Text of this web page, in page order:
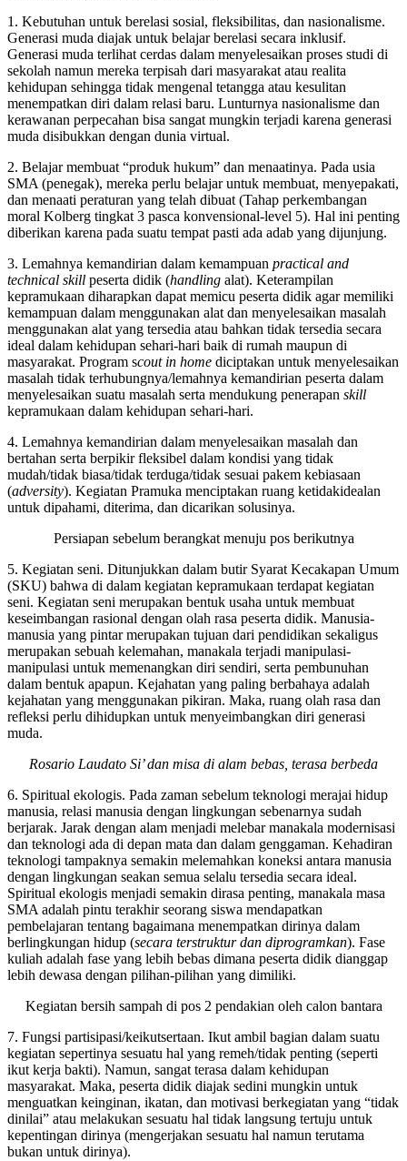
1. Kebutuhan untuk berelasi sosial, fleksibilitas, dan nasionalisme.
Generasi muda diajak untuk belajar berelasi secara inklusif.
Generasi muda terlihat cerdas dalam menyelesaikan proses studi di
sekolah namun mereka terpisah dari masyarakat atau realita
kehidupan sehingga tidak mengenal tetangga atau kesulitan
menempatkan diri dalam relasi baru. Lunturnya nasionalisme dan
kerawanan perpecahan bisa sangat mungkin terjadi karena generasi
muda disibukkan dengan dunia virtual.
2. Belajar membuat “produk hukum” dan menaatinya. Pada usia
SMA (penegak), mereka perlu belajar untuk membuat, menyepakati,
dan menaati peraturan yang telah dibuat (Tahap perkembangan
moral Kolberg tingkat 3 pasca konvensional-level 5). Hal ini penting
diberikan karena pada suatu tempat pasti ada adab yang dijunjung.
3. Lemahnya kemandirian dalam kemampuan practical and
technical skill peserta didik (handling alat). Keterampilan
kepramukaan diharapkan dapat memicu peserta didik agar memiliki
kemampuan dalam menggunakan alat dan menyelesaikan masalah
menggunakan alat yang tersedia atau bahkan tidak tersedia secara
ideal dalam kehidupan sehari-hari baik di rumah maupun di
masyarakat. Program scout in home diciptakan untuk menyelesaikan
masalah tidak terhubungnya/lemahnya kemandirian peserta dalam
menyelesaikan suatu masalah serta mendukung penerapan skill
kepramukaan dalam kehidupan sehari-hari.
4. Lemahnya kemandirian dalam menyelesaikan masalah dan
bertahan serta berpikir fleksibel dalam kondisi yang tidak
mudah/tidak biasa/tidak terduga/tidak sesuai pakem kebiasaan
(adversity). Kegiatan Pramuka menciptakan ruang ketidakidealan
untuk dipahami, diterima, dan dicarikan solusinya.
Persiapan sebelum berangkat menuju pos berikutnya
5. Kegiatan seni. Ditunjukkan dalam butir Syarat Kecakapan Umum
(SKU) bahwa di dalam kegiatan kepramukaan terdapat kegiatan
seni. Kegiatan seni merupakan bentuk usaha untuk membuat
keseimbangan rasional dengan olah rasa peserta didik. Manusia-
manusia yang pintar merupakan tujuan dari pendidikan sekaligus
merupakan sebuah kelemahan, manakala terjadi manipulasi-
manipulasi untuk memenangkan diri sendiri, serta pembunuhan
dalam bentuk apapun. Kejahatan yang paling berbahaya adalah
kejahatan yang menggunakan pikiran. Maka, ruang olah rasa dan
refleksi perlu dihidupkan untuk menyeimbangkan diri generasi
muda.
Rosario Laudato Si’ dan misa di alam bebas, terasa berbeda
6. Spiritual ekologis. Pada zaman sebelum teknologi merajai hidup
manusia, relasi manusia dengan lingkungan sebenarnya sudah
berjarak. Jarak dengan alam menjadi melebar manakala modernisasi
dan teknologi ada di depan mata dan dalam genggaman. Kehadiran
teknologi tampaknya semakin melemahkan koneksi antara manusia
dengan lingkungan seakan semua selalu tersedia secara ideal.
Spiritual ekologis menjadi semakin dirasa penting, manakala masa
SMA adalah pintu terakhir seorang siswa mendapatkan
pembelajaran tentang bagaimana menempatkan dirinya dalam
berlingkungan hidup (secara terstruktur dan diprogramkan). Fase
kuliah adalah fase yang lebih bebas dimana peserta didik dianggap
lebih dewasa dengan pilihan-pilihan yang dimiliki.
Kegiatan bersih sampah di pos 2 pendakian oleh calon bantara
7. Fungsi partisipasi/keikutsertaan. Ikut ambil bagian dalam suatu
kegiatan sepertinya sesuatu hal yang remeh/tidak penting (seperti
ikut kerja bakti). Namun, sangat terasa dalam kehidupan
masyarakat. Maka, peserta didik diajak sedini mungkin untuk
menguatkan keinginan, ikatan, dan motivasi berkegiatan yang “tidak
dinilai” atau melakukan sesuatu hal tidak langsung tertuju untuk
kepentingan dirinya (mengerjakan sesuatu hal namun terutama
bukan untuk dirinya).